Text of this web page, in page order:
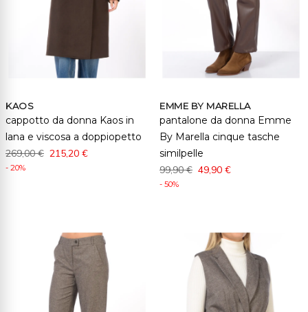
KAOS
cappotto da donna Kaos in
lana e viscosa a doppiopetto
269,00 € 215,20 €
- 20%
EMME BY MARELLA
pantalone da donna Emme
By Marella cinque tasche
similpelle
99,90 € 49,90 €
- 50%